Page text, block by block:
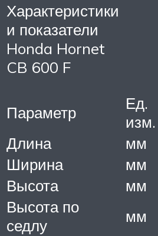
Характеристики
и показатели
Honda Hornet
CB 600 F
Параметр
Ед.
изм.
Длина
мм
Ширина
мм
Высота
мм
Высота по
седлу
мм